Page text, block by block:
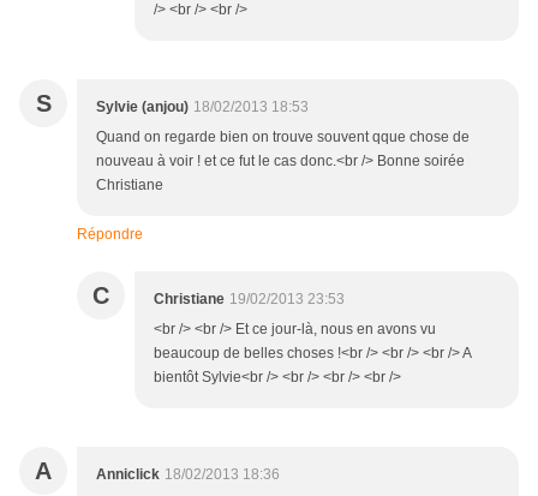
/> <br /> <br />
S Sylvie (anjou) 18/02/2013 18:53
Quand on regarde bien on trouve souvent qque chose de
nouveau à voir ! et ce fut le cas donc.<br /> Bonne soirée
Christiane
Répondre
C Christiane 19/02/2013 23:53
<br /> <br /> Et ce jour-là, nous en avons vu
beaucoup de belles choses !<br /> <br /> <br /> A
bientôt Sylvie<br /> <br /> <br /> <br />
A Anniclick 18/02/2013 18:36